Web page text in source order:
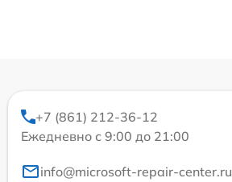
+7 (861) 212-36-12
Ежедневно с 9:00 до 21:00
info@microsoft-repair-center.ru